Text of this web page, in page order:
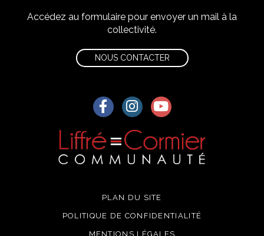
Accédez au formulaire pour envoyer un mail à la
collectivité.
NOUS CONTACTER
Lien vers le compte Facebook
Lien vers le compte
Lien vers la chaîne
PLAN DU SITE
POLITIQUE DE CONFIDENTIALITÉ
MENTIONS LÉGALES